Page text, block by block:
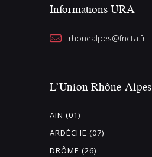
Informations URA
rhonealpes@fncta.fr
L’Union Rhône-Alpes
AIN (01)
ARDÈCHE (07)
DRÔME (26)